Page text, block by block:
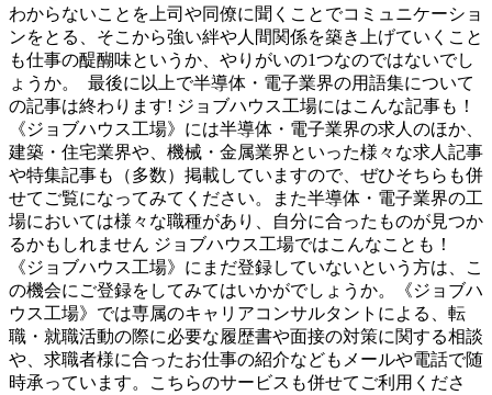
わからないことを上司や同僚に聞くことでコミュニケーショ
ンをとる、そこから強い絆や人間関係を築き上げていくこと
も仕事の醍醐味というか、やりがいの1つなのではないでし
ょうか。 最後に以上で半導体・電子業界の用語集について
の記事は終わります! ジョブハウス工場にはこんな記事も！
《ジョブハウス工場》には半導体・電子業界の求人のほか、
建築・住宅業界や、機械・金属業界といった様々な求人記事
や特集記事も（多数）掲載していますので、ぜひそちらも併
せてご覧になってみてください。また半導体・電子業界の工
場においては様々な職種があり、自分に合ったものが見つか
るかもしれません ジョブハウス工場ではこんなことも！
《ジョブハウス工場》にまだ登録していないという方は、こ
の機会にご登録をしてみてはいかがでしょうか。《ジョブハ
ウス工場》では専属のキャリアコンサルタントによる、転
職・就職活動の際に必要な履歴書や面接の対策に関する相談
や、求職者様に合ったお仕事の紹介などもメールや電話で随
時承っています。こちらのサービスも併せてご利用くださ